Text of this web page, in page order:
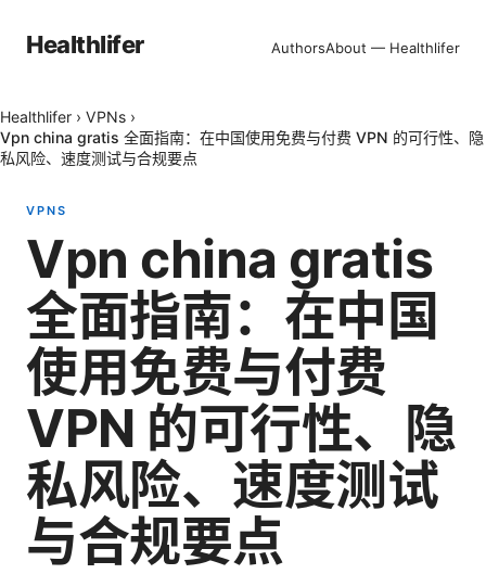
Healthlifer AuthorsAbout — Healthlifer
Healthlifer › VPNs ›
Vpn china gratis 全面指南：在中国使用免费与付费 VPN 的可行性、隐
私风险、速度测试与合规要点
VPNS
Vpn china gratis
全面指南：在中国
使用免费与付费
VPN 的可行性、隐
私风险、速度测试
与合规要点